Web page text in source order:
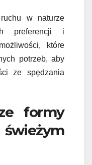
w naturze
preferencji i
które
potrzeb, aby
ze spędzania
formy